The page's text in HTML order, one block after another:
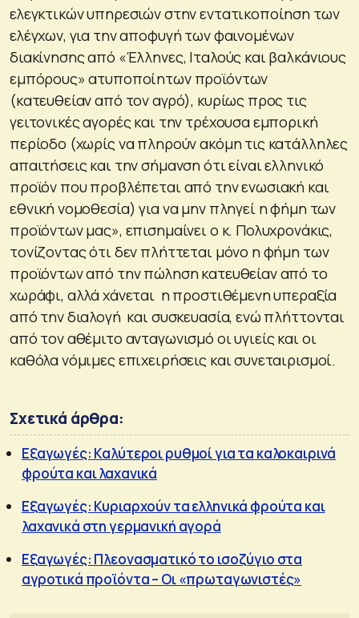
ελεγκτικών υπηρεσιών στην εντατικοποίηση των
ελέγχων, για την αποφυγή των φαινομένων
διακίνησης από «Έλληνες, Ιταλούς και βαλκάνιους
εμπόρους» ατυποποίητων προϊόντων
(κατευθείαν από τον αγρό), κυρίως προς τις
γειτονικές αγορές και την τρέχουσα εμπορική
περίοδο (χωρίς να πληρούν ακόμη τις κατάλληλες
απαιτήσεις και την σήμανση ότι είναι ελληνικό
προϊόν που προβλέπεται από την ενωσιακή και
εθνική νομοθεσία) για να μην πληγεί η φήμη των
προϊόντων μας», επισημαίνει ο κ. Πολυχρονάκις,
τονίζοντας ότι δεν πλήττεται μόνο η φήμη των
προϊόντων από την πώληση κατευθείαν από το
χωράφι, αλλά χάνεται η προστιθέμενη υπεραξία
από την διαλογή και συσκευασία, ενώ πλήττονται
από τον αθέμιτο ανταγωνισμό οι υγιείς και οι
καθόλα νόμιμες επιχειρήσεις και συνεταιρισμοί.
Σχετικά άρθρα:
Εξαγωγές: Καλύτεροι ρυθμοί για τα καλοκαιρινά
φρούτα και λαχανικά
Εξαγωγές: Κυριαρχούν τα ελληνικά φρούτα και
λαχανικά στη γερμανική αγορά
Εξαγωγές: Πλεονασματικό το ισοζύγιο στα
αγροτικά προϊόντα – Οι «πρωταγωνιστές»